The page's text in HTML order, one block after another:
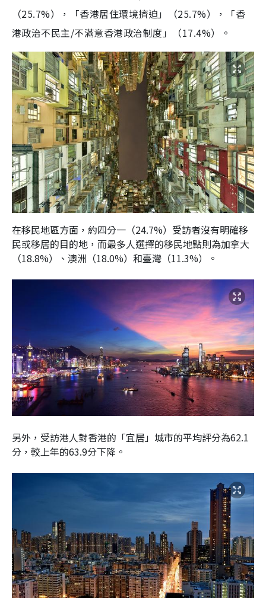
（25.7%），「香港居住環境擠迫」（25.7%），「香
港政治不民主/不滿意香港政治制度」（17.4%）。
在移民地區方面，約四分一（24.7%）受訪者沒有明確移
民或移居的目的地，而最多人選擇的移民地點則為加拿大
（18.8%）、澳洲（18.0%）和臺灣（11.3%）。
另外，受訪港人對香港的「宜居」城市的平均評分為62.1
分，較上年的63.9分下降。